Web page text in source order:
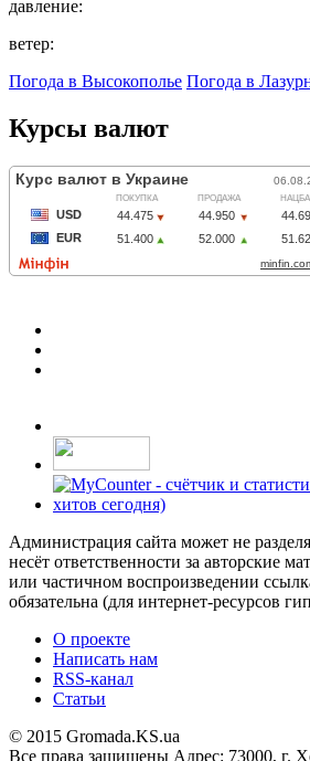
давление:
ветер:
Погода в Высокополье Погода в
Курсы валют
Администрация сайта может не
несёт ответственности за авторские
или частичном воспроизведении
обязательна (для интернет-ресурсов
О проекте
Написать нам
RSS-канал
Статьи
© 2015 Gromada.KS.ua
Все права защищены Адрес: 73000, г.